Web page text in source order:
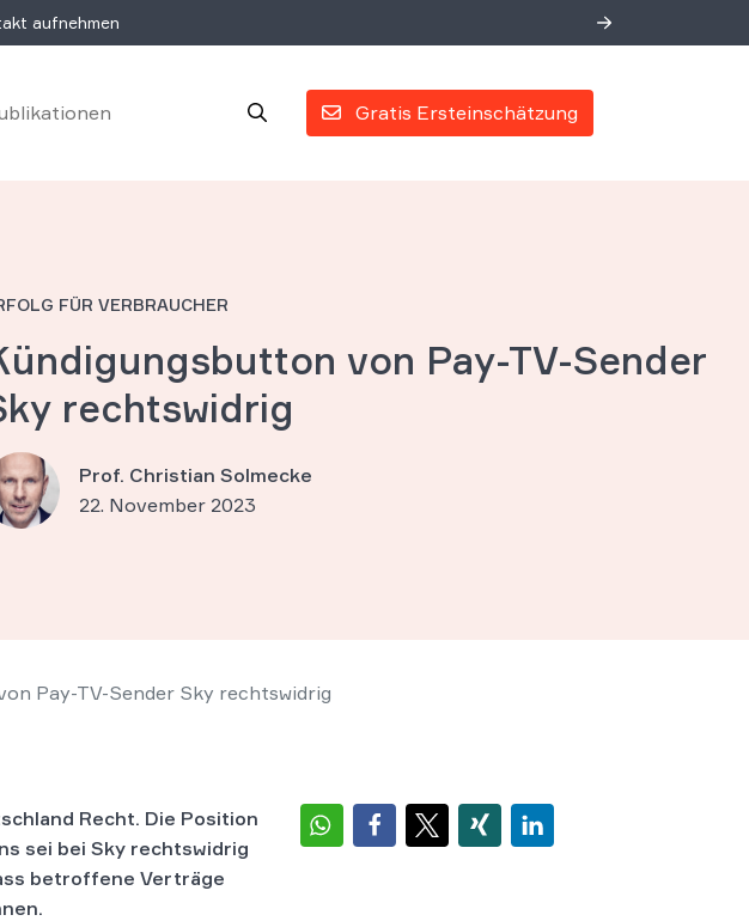
aufnehmen
Gratis Ersteinschätzung
FÜR VERBRAUCHER
von Pay-TV-Sender
rechtswidrig
Prof. Christian Solmecke
22. November 2023
Pay-TV-Sender Sky rechtswidrig
Recht. Die Position
sei bei Sky rechtswidrig
betroffene Verträge